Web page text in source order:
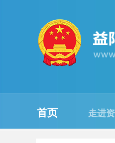
首页 走进